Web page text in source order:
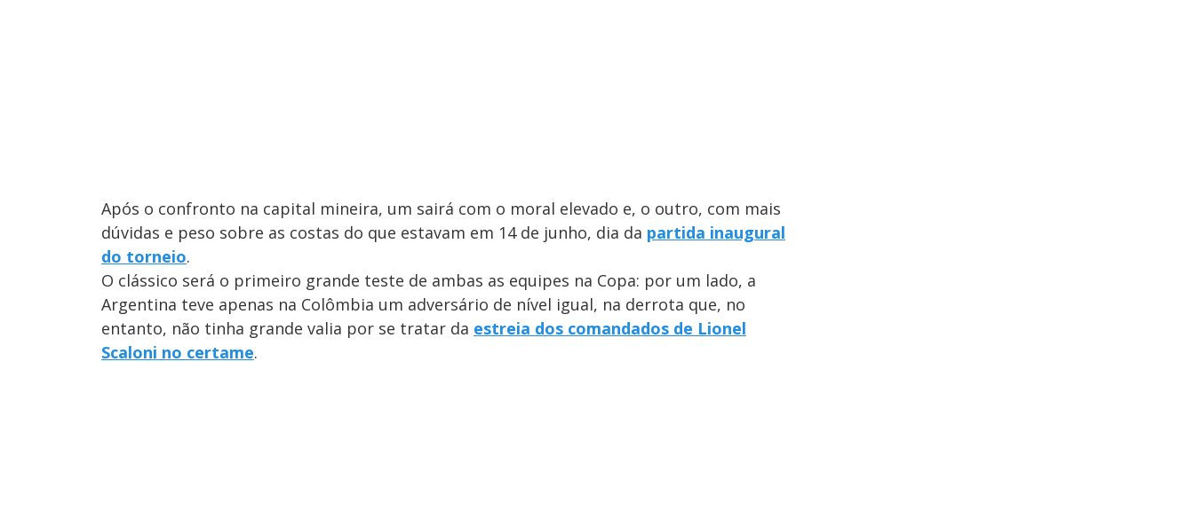
Após o confronto na capital mineira, um sairá com o moral elevado e, o outro, com mais
dúvidas e peso sobre as costas do que estavam em 14 de junho, dia da partida inaugural
do torneio.
O clássico será o primeiro grande teste de ambas as equipes na Copa: por um lado, a
Argentina teve apenas na Colômbia um adversário de nível igual, na derrota que, no
entanto, não tinha grande valia por se tratar da estreia dos comandados de Lionel
Scaloni no certame.